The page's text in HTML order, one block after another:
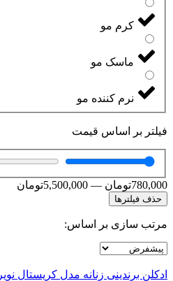
کرم مو
ماسک مو
نرم کننده مو
فیلتر بر اساس قیمت
780,000تومان —
5,500,000تومان
حذف فیلترها
مرتب سازی بر اساس:
ادکلن برندینی زنانه مدل کریستال نویر